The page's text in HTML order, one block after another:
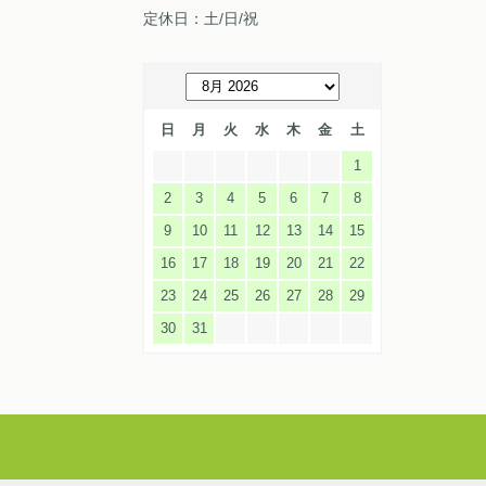
定休日：土/日/祝
日 月 火 水 木 金 土
1
2
3 4 5 6 7
8
9
10 11 12 13 14
15
16
17 18 19 20 21
22
23
24 25 26 27 28
29
30
31